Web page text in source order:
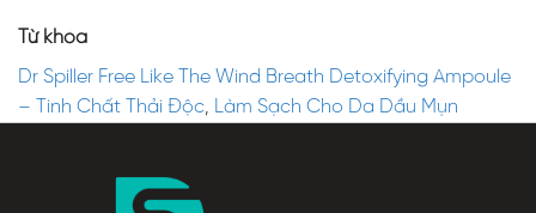
Từ khóa
Dr Spiller Free Like The Wind Breath Detoxifying Ampoule
– Tinh Chất Thải Độc, Làm Sạch Cho Da Dầu Mụn